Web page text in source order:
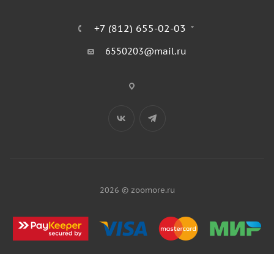
+7 (812) 655-02-03
6550203@mail.ru
2026 © zoomore.ru